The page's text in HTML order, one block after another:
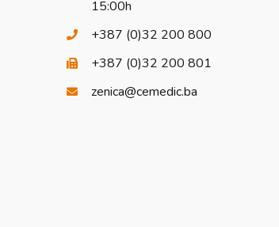
15:00h
+387 (0)32 200 800
+387 (0)32 200 801
zenica@cemedic.ba